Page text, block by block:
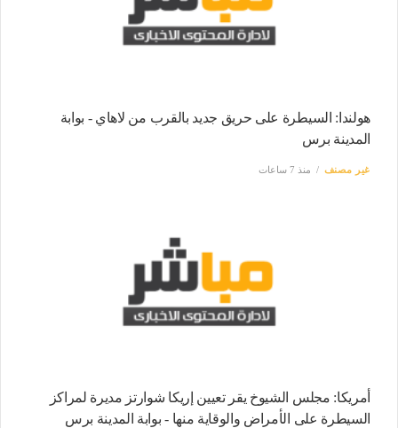
هولندا: السيطرة على حريق جديد بالقرب من لاهاي - بوابة
المدينة برس
غير مصنف منذ 7 ساعات
أمريكا: مجلس الشيوخ يقر تعيين إريكا شوارتز مديرة لمراكز
السيطرة على الأمراض والوقاية منها - بوابة المدينة برس